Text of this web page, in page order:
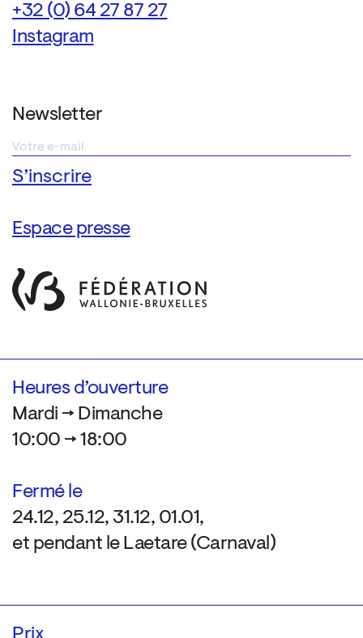
+32 (0) 64 27 87 27
Instagram
Newsletter
Espace presse
Heures d’ouverture
Mardi → Dimanche
10:00 → 18:00
Fermé le
24.12, 25.12, 31.12, 01.01,
et pendant le Laetare (Carnaval)